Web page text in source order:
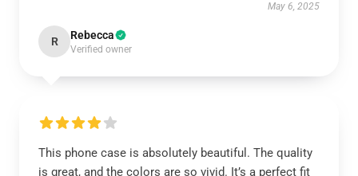
May 6, 2025
R Rebecca
Verified owner
This phone case is absolutely beautiful. The quality
is great, and the colors are so vivid. It’s a perfect fit